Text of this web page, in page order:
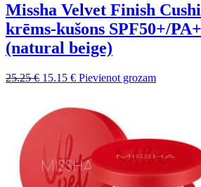
Missha Velvet Finish
krēms-kušons SPF50+/
(natural beige)
25.25€ Sākotnējā
25.25 €.
15.15 €Pašreizējā
15.15 €.
Pievienot grozam